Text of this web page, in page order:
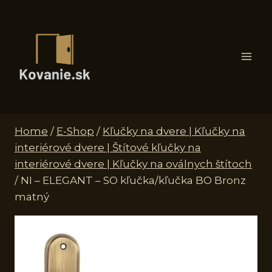
Home / E-Shop / Kľučky na dvere | Kľučky na
interiérové dvere | Štítové kľučky na
interiérové dvere | Kľučky na oválnych štítoch
/ NI – ELEGANT – SO kľučka/kľučka BO Bronz
matný